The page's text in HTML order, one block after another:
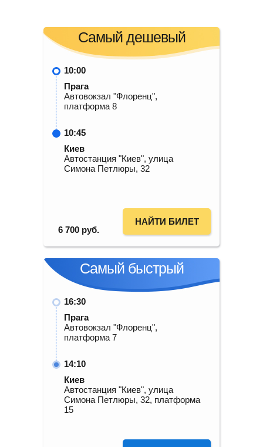
Самый дешевый
10:00
Прага
Автовокзал "Флоренц",
платформа 8
10:45
Киев
Автостанция "Киев", улица
Симона Петлюры, 32
6 700 руб.
НАЙТИ БИЛЕТ
Самый быстрый
16:30
Прага
Автовокзал "Флоренц",
платформа 7
14:10
Киев
Автостанция "Киев", улица
Симона Петлюры, 32, платформа
15